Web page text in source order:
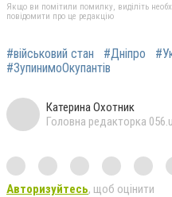
Якщо ви помітили помилку, виділіть
повідомити про це редакцію
#військовий стан #Дніпро
#ЗупинимоОкупантів
Катерина Охотник
Головна редакторка
Авторизуйтесь, щоб оцінити